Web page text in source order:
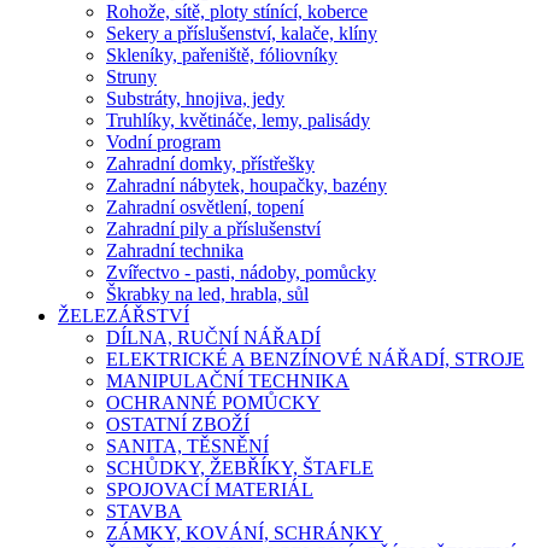
Rohože, sítě, ploty stínící, koberce
Sekery a příslušenství, kalače, klíny
Skleníky, pařeniště, fóliovníky
Struny
Substráty, hnojiva, jedy
Truhlíky, květináče, lemy, palisády
Vodní program
Zahradní domky, přístřešky
Zahradní nábytek, houpačky, bazény
Zahradní osvětlení, topení
Zahradní pily a příslušenství
Zahradní technika
Zvířectvo - pasti, nádoby, pomůcky
Škrabky na led, hrabla, sůl
ŽELEZÁŘSTVÍ
DÍLNA, RUČNÍ NÁŘADÍ
ELEKTRICKÉ A BENZÍNOVÉ NÁŘADÍ, STROJE
MANIPULAČNÍ TECHNIKA
OCHRANNÉ POMŮCKY
OSTATNÍ ZBOŽÍ
SANITA, TĚSNĚNÍ
SCHŮDKY, ŽEBŘÍKY, ŠTAFLE
SPOJOVACÍ MATERIÁL
STAVBA
ZÁMKY, KOVÁNÍ, SCHRÁNKY